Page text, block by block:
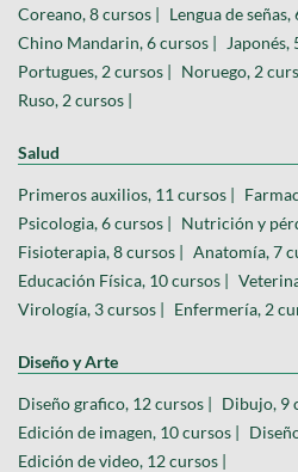
Coreano, 8 cursos | Lengua de señas,
Chino Mandarin, 6 cursos |
Japonés,
Portugues, 2 cursos | Noruego, 2
Ruso, 2 cursos |
Salud
Primeros auxilios, 11 cursos |
Psicologia, 6 cursos | Nutrición y
Fisioterapia, 8 cursos | Anatomía, 7
Educación Física, 10 cursos |
Virología, 3 cursos | Enfermería, 2
Diseño y Arte
Diseño grafico, 12 cursos | Dibujo, 9
Edición de imagen, 10 cursos |
Edición de video, 12 cursos |